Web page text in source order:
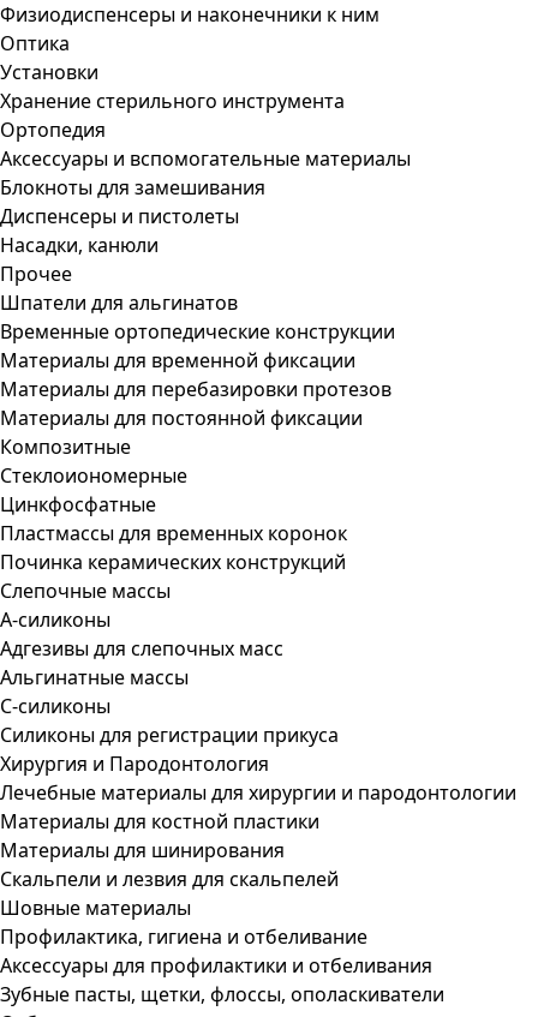
Физиодиспенсеры и наконечники к ним
Оптика
Установки
Хранение стерильного инструмента
Ортопедия
Аксессуары и вспомогательные материалы
Блокноты для замешивания
Диспенсеры и пистолеты
Насадки, канюли
Прочее
Шпатели для альгинатов
Временные ортопедические конструкции
Материалы для временной фиксации
Материалы для перебазировки протезов
Материалы для постоянной фиксации
Композитные
Стеклоиономерные
Цинкфосфатные
Пластмассы для временных коронок
Починка керамических конструкций
Слепочные массы
А-силиконы
Адгезивы для слепочных масс
Альгинатные массы
С-силиконы
Силиконы для регистрации прикуса
Хирургия и Пародонтология
Лечебные материалы для хирургии и пародонтологии
Материалы для костной пластики
Материалы для шинирования
Скальпели и лезвия для скальпелей
Шовные материалы
Профилактика, гигиена и отбеливание
Аксессуары для профилактики и отбеливания
Зубные пасты, щетки, флоссы, ополаскиватели